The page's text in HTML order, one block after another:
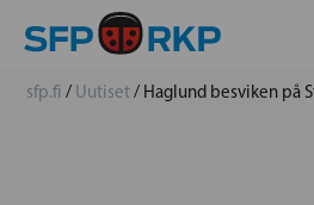
sfp.fi / Uutiset/ Haglund besviken på